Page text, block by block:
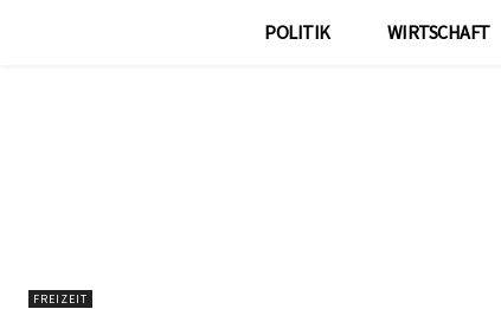
POLITIK WIRTSCHAFT
FREIZEIT